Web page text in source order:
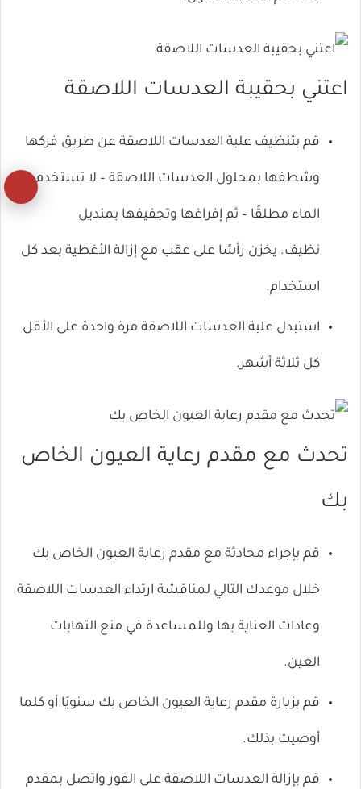
اعتني بحقيبة العدسات اللاصقة
قم بتنظيف علبة العدسات اللاصقة عن طريق فركها
وشطفها بمحلول العدسات اللاصقة – لا تستخدم
الماء مطلقًا – ثم إفراغها وتجفيفها بمنديل
نظيف. يخزن رأسًا على عقب مع إزالة الأغطية بعد كل
استخدام.
استبدل علبة العدسات اللاصقة مرة واحدة على الأقل
كل ثلاثة أشهر.
تحدث مع مقدم رعاية العيون الخاص
بك
قم بإجراء محادثة مع مقدم رعاية العيون الخاص بك
خلال موعدك التالي لمناقشة ارتداء العدسات اللاصقة
وعادات العناية بها وللمساعدة في منع التهابات
العين.
قم بزيارة مقدم رعاية العيون الخاص بك سنويًا أو كلما
أوصيت بذلك.
قم بإزالة العدسات اللاصقة على الفور واتصل بمقدم
زر